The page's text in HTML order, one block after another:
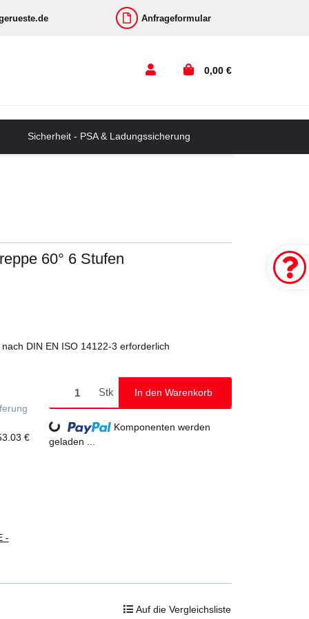
Anfrageformular
0,00 €
Sicherheit - PSA & Ladungssicherung
60° 6 Stufen
DIN EN ISO 14122-3 erforderlich
€
-
Stk In den Warenkorb
Loading...
Komponenten werden
geladen ...
Auf die Vergleichsliste